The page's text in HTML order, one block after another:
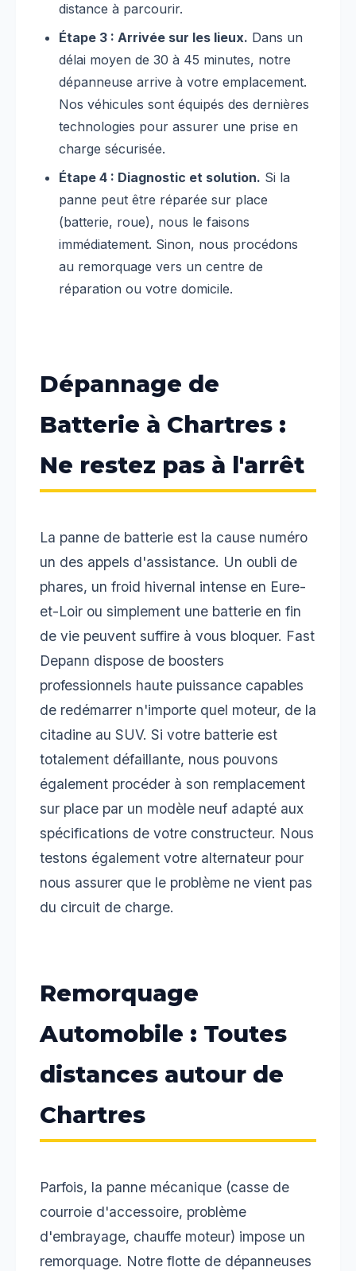
distance à parcourir.
Étape 3 : Arrivée sur les lieux. Dans un
délai moyen de 30 à 45 minutes, notre
dépanneuse arrive à votre emplacement.
Nos véhicules sont équipés des dernières
technologies pour assurer une prise en
charge sécurisée.
Étape 4 : Diagnostic et solution. Si la
panne peut être réparée sur place
(batterie, roue), nous le faisons
immédiatement. Sinon, nous procédons
au remorquage vers un centre de
réparation ou votre domicile.
Dépannage de
Batterie à Chartres :
Ne restez pas à l'arrêt
La panne de batterie est la cause numéro
un des appels d'assistance. Un oubli de
phares, un froid hivernal intense en Eure-
et-Loir ou simplement une batterie en fin
de vie peuvent suffire à vous bloquer. Fast
Depann dispose de boosters
professionnels haute puissance capables
de redémarrer n'importe quel moteur, de la
citadine au SUV. Si votre batterie est
totalement défaillante, nous pouvons
également procéder à son remplacement
sur place par un modèle neuf adapté aux
spécifications de votre constructeur. Nous
testons également votre alternateur pour
nous assurer que le problème ne vient pas
du circuit de charge.
Remorquage
Automobile : Toutes
distances autour de
Chartres
Parfois, la panne mécanique (casse de
courroie d'accessoire, problème
d'embrayage, chauffe moteur) impose un
remorquage. Notre flotte de dépanneuses